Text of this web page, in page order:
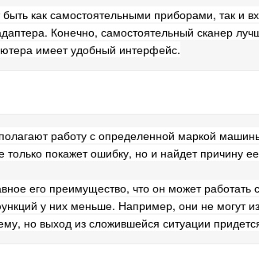
как самостоятельными приборами, так и
Конечно, самостоятельный сканер
имеет удобный интерфейс.
работу с определенной маркой
только покажет ошибку, но и найдет причину
его преимущество, что он может
у них меньше. Например, они не могут
но выход из сложившейся ситуации